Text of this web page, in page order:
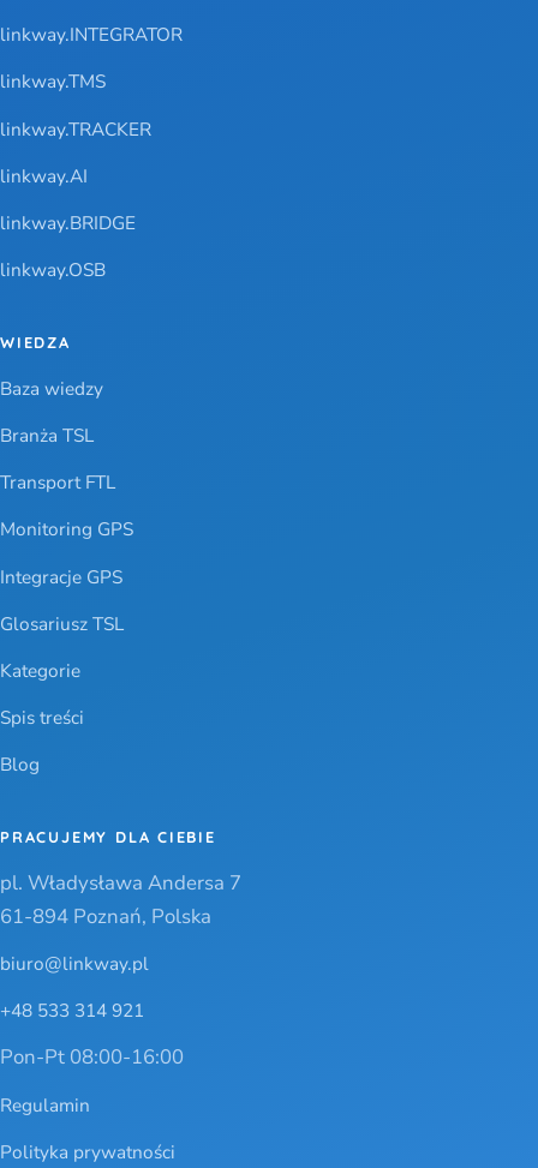
linkway.INTEGRATOR
linkway.TMS
linkway.TRACKER
linkway.AI
linkway.BRIDGE
linkway.OSB
WIEDZA
Baza wiedzy
Branża TSL
Transport FTL
Monitoring GPS
Integracje GPS
Glosariusz TSL
Kategorie
Spis treści
Blog
PRACUJEMY DLA CIEBIE
pl. Władysława Andersa 7
61-894 Poznań, Polska
biuro@linkway.pl
+48 533 314 921
Pon-Pt 08:00-16:00
Regulamin
Polityka prywatności